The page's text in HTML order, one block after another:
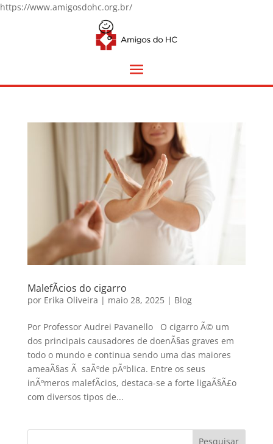
https://www.amigosdohc.org.br/
MalefÃ­cios do cigarro
por Erika Oliveira | maio 28, 2025| Blog
Por Professor Audrei Pavanello O cigarro Ã© um
dos principais causadores de doenÃ§as graves em
todo o mundo e continua sendo uma das maiores
ameaÃ§as Ã saÃºde pÃºblica. Entre os seus
inÃºmeros malefÃ­cios, destaca-se a forte ligaÃ§Ã£o
com diversos tipos de...